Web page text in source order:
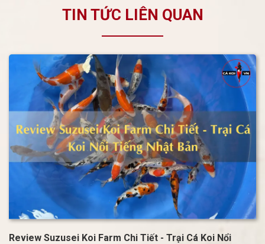
TIN TỨC LIÊN QUAN
Review Suzusei Koi Farm Chi Tiết - Trại Cá Koi Nổi